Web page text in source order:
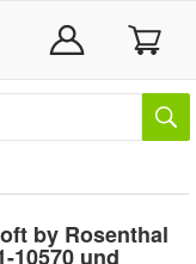
by Rosenthal
10570 und